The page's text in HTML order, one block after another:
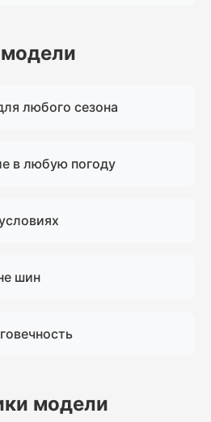
любого сезона
в любую погоду
шин
модели